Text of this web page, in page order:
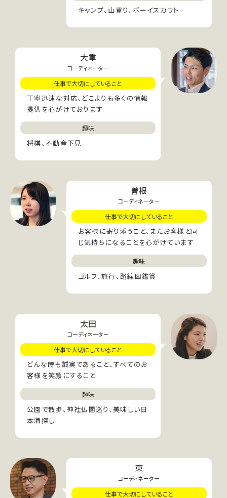
キャンプ、山登り、ボーイスカウト
大重
コーディネーター
仕事で大切にしていること
丁寧迅速な対応、どこよりも多くの情報
提供を心がけております
趣味
将棋、不動産下見
曽根
コーディネーター
仕事で大切にしていること
お客様に寄り添うこと、またお客様と同
じ気持ちになることを心がけています
趣味
ゴルフ、旅行、路線図鑑賞
太田
コーディネーター
仕事で大切にしていること
どんな時も誠実であること、すべてのお
客様を笑顔にすること
趣味
公園で散歩、神社仏閣巡り、美味しい日
本酒探し
東
コーディネーター
仕事で大切にしていること